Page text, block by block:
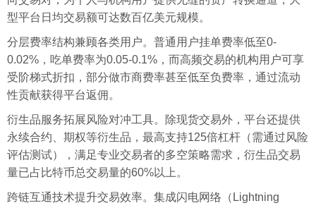
型平台日均交易额可达数百亿美元规模。
分层费率结构兼顾各类用户。普通用户挂单费率低至0-
0.02%，吃单费率为0.05-0.1%，而高频交易的机构用户可享
受阶梯式折扣，部分做市商费率甚至低至负费率，通过流动
性贡献获得平台返佣。
衍生品服务拓展风险对冲工具。除现货交易外，平台还提供
永续合约、期权等衍生品，最高支持125倍杠杆（需通过风险
评估测试），满足专业交易者的多空策略需求，衍生品交易
量已占比特币总交易量的60%以上。
跨链互通技术提升交易效率。集成闪电网络（Lightning